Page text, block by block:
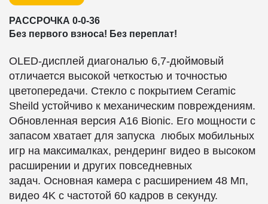
РАССРОЧКА 0-0-36
Без первого взноса! Без переплат!
OLED-дисплей диагональю 6,7-дюймовый
отличается высокой четкостью и точностью
цветопередачи. Стекло с покрытием Ceramic
Sheild устойчиво к механическим повреждениям.
Обновленная версия A16 Bionic. Его мощности с
запасом хватает для запуска любых мобильных
игр на максималках, рендеринг видео в высоком
расширении и других повседневных
задач. Основная камера с расширением 48 Мп,
видео 4K с частотой 60 кадров в секунду.